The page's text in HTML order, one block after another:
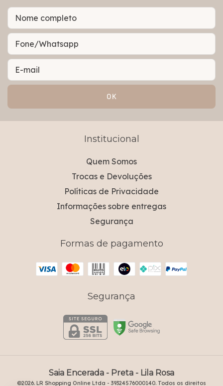
Institucional
Quem Somos
Trocas e Devoluções
Políticas de Privacidade
Informações sobre entregas
Segurança
Formas de pagamento
Segurança
Saia Encerada - Preta - Lila Rosa
©2026. LR Shopping Online Ltda - 39324576000140. Todos os direitos